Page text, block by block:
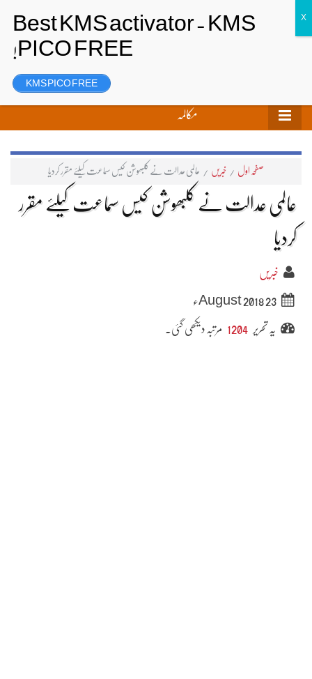
رجسٹر
مکالمہ
صفحہ اول / خبریں / عالمی عدالت نے کلبھوشن کیس سماعت کیلئے مقرر کردیا
عالمی عدالت نے کلبھوشن کیس سماعت کیلئے مقرر
کردیا
خبریں
23 August 2018ء
یہ تحریر 1204 مرتبہ دیکھی گئی۔
KMS PICO FREE